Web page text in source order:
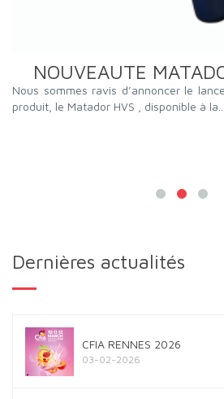
NOUVEAUTE
Nous sommes ravis d’annoncer le
produit, le Matador HVS , disponible à la...
Dernières actualités
CFIA RENNES 2026
03-02-2026